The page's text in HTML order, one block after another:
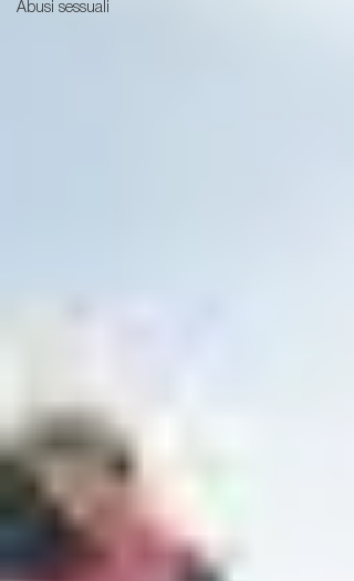
Abusi sessuali